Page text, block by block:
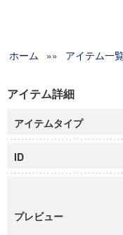
グローバルリサ
科学研究費補助
慶應義塾大学グ
慶應義塾大学グ
博士課程教育リ
学術雑誌掲載論
ホーム »» アイテム一
アイテム詳細
アイテムタイプ
ID
プレビュー